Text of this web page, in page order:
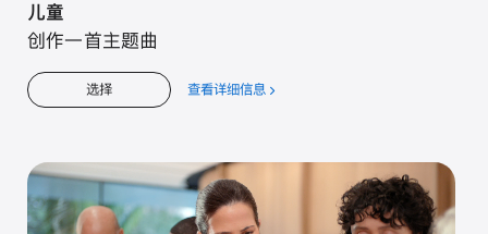
儿童
创作一首主题曲
选择 查看详细信息 关